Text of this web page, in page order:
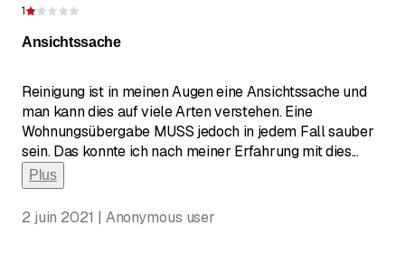
1
Ansichtssache
Reinigung ist in meinen Augen eine Ansichtssache und
man kann dies auf viele Arten verstehen. Eine
Wohnungsübergabe MUSS jedoch in jedem Fall sauber
sein. Das konnte ich nach meiner Erfahrung mit dies...
Plus
2 juin 2021 | Anonymous user